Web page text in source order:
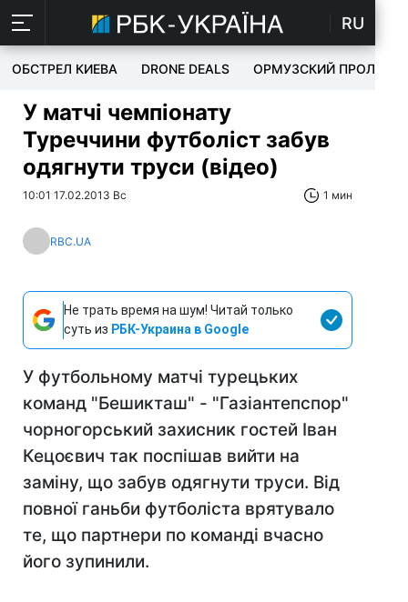
RU
ОБСТРЕЛ КИЕВА DRONE DEALS ОРМУЗСКИЙ ПРОЛИВ
У матчі чемпіонату
Туреччини футболіст забув
одягнути труси (відео)
10:01 17.02.2013 Вс 1 мин
RBC.UA
Не трать время на шум! Читай только
суть из РБК-Украина в Google
У футбольному матчі турецьких
команд "Бешикташ" - "Газіантепспор"
чорногорський захисник гостей Іван
Кецоєвич так поспішав вийти на
заміну, що забув одягнути труси. Від
повної ганьби футболіста врятувало
те, що партнери по команді вчасно
його зупинили.